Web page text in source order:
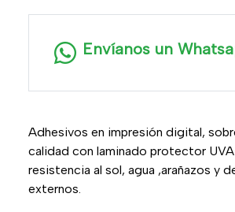
Envíanos un
Adhesivos en impresión digital,
calidad con laminado protector UVA
resistencia al sol, agua ,arañazos y
externos.